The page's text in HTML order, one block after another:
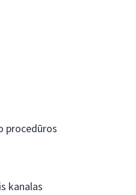
procedūros
kanalas